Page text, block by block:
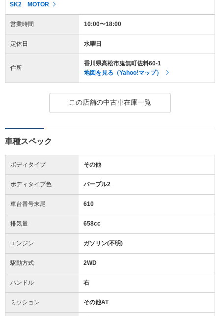
SK2 MOTOR
営業時間 10:00〜18:00
定休日 水曜日
住所
香川県高松市鬼無町佐料60-1
地図を見る（Yahoo!マップ）
この店舗の中古車在庫一覧
車種スペック
ボディタイプ その他
ボディタイプ色 パープル2
車台番号末尾 610
排気量 658cc
エンジン ガソリン(不明)
駆動方式 2WD
ハンドル 右
ミッション その他AT